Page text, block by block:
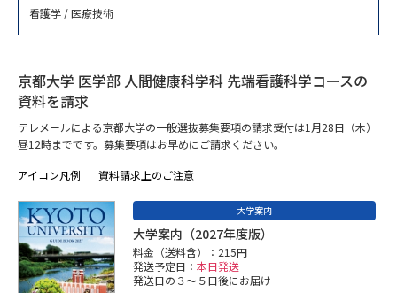
大学入学共通テスト「受験上の
配慮案内」の請求
幼稚園教員資格認定試験 小学校教員資格認定試験
高等学校（情報）教員資格認定
試験
大学で学べる内容や特徴を調べる
看護学 / 医療技術
京都大学 医学部 人間健康科学科 先端看護科学コースの
資料を請求
テレメールによる京都大学の一般選抜募集要項の請求受付は1月28日（木）
昼12時までです。募集要項はお早めにご請求ください。
アイコン凡例 資料請求上のご注意
大学案内
大学案内（2027年度版）
料金（送料含）：215円
発送予定日： 本日発送
発送日の３～５日後にお届け